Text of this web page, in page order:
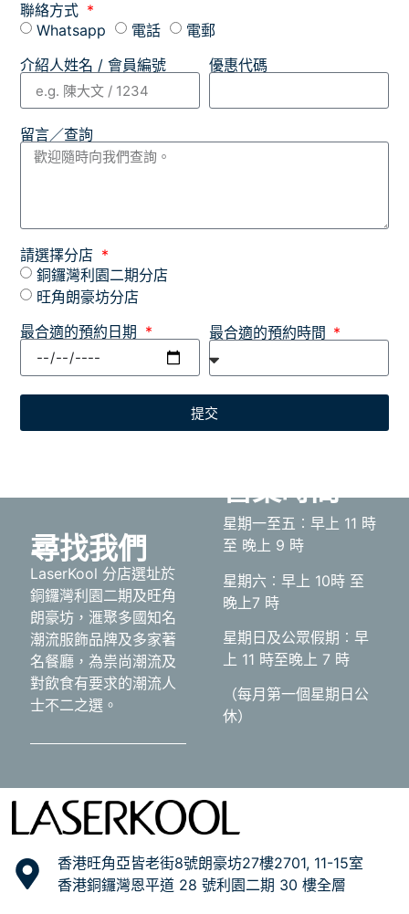
聯絡方式
Whatsapp
電話
電郵
介紹人姓名 / 會員編號
優惠代碼
留言／查詢
請選擇分店
銅鑼灣利園二期分店
旺角朗豪坊分店
最合適的預約日期
最合適的預約時間
提交
香港旺角亞皆老街8號朗豪坊27樓2701, 11-15室
香港銅鑼灣恩平道 28 號利園二期 30 樓全層
尋找我們
LaserKool 分店選址於
銅鑼灣利園二期及旺角
朗豪坊，滙聚多國知名
潮流服飾品牌及多家著
名餐廳，為祟尚潮流及
對飲食有要求的潮流人
士不二之選。
營業時間
星期一至五︰早上 11 時
至 晚上 9 時
星期六︰早上 10時 至
晚上7 時
星期日及公眾假期︰早
上 11 時至晚上 7 時
（每月第一個星期日公
休）